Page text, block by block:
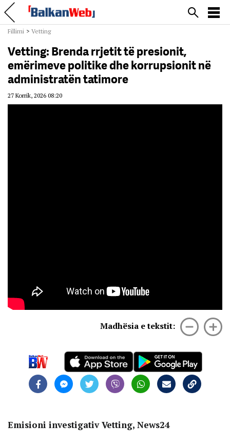
Fillimi > Vetting
Vetting: Brenda rrjetit të presionit,
emërimeve politike dhe korrupsionit në
administratën tatimore
27 Korrik, 2026 08:20
Madhësia e tekstit:
Emisioni investigativ Vetting, News24